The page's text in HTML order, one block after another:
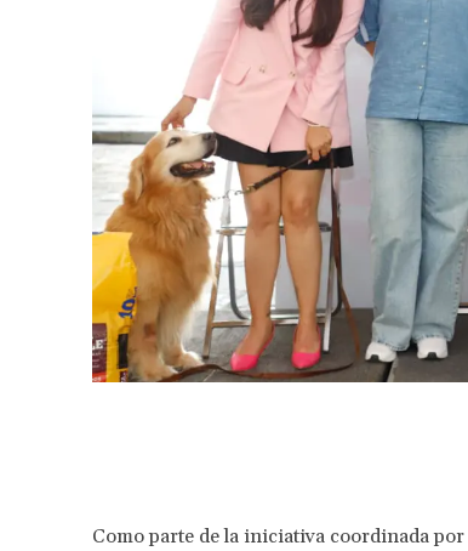
Como parte de la iniciativa coordinada